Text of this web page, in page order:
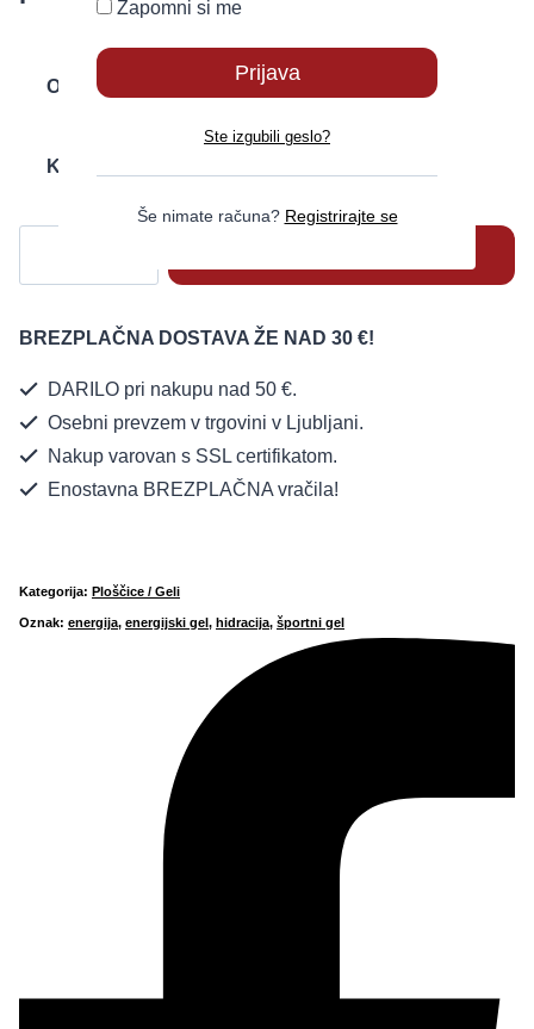
Okus
Količina
BREZPLAČNA DOSTAVA ŽE NAD 30 €!
DARILO pri nakupu nad 50 €.
Osebni prevzem v trgovini v Ljubljani.
Nakup varovan s SSL certifikatom.
Enostavna BREZPLAČNA vračila!
Kategorija: Ploščice / Geli
Oznak: energija, energijski gel , hidracija, športni gel
Zapomni si me
Ste izgubili geslo?
Še nimate računa? Registrirajte se